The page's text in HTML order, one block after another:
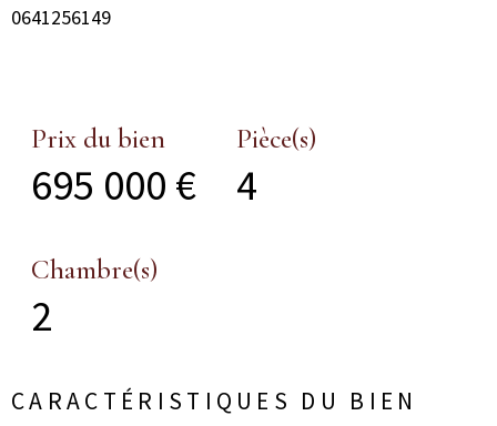
0641256149
Prix du bien
695 000 €
Pièce(s)
4
Chambre(s)
2
CARACTÉRISTIQUES DU BIEN